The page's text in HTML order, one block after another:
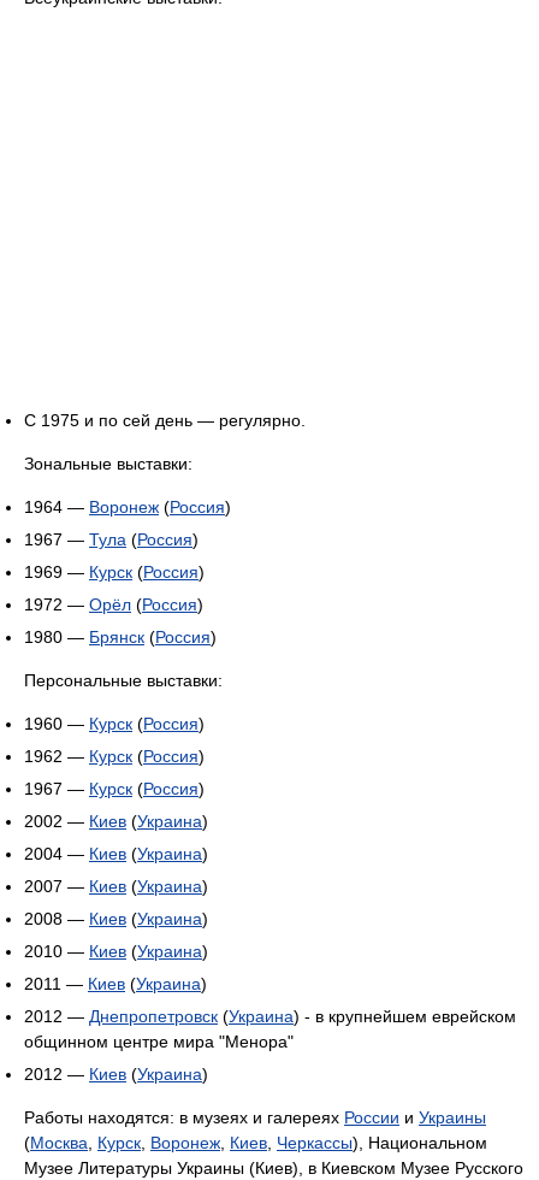
С 1975 и по сей день — регулярно.
Зональные выставки:
1964 — Воронеж (Россия)
1967 — Тула (Россия)
1969 — Курск (Россия)
1972 — Орёл (Россия)
1980 — Брянск (Россия)
Персональные выставки:
1960 — Курск (Россия)
1962 — Курск (Россия)
1967 — Курск (Россия)
2002 — Киев (Украина)
2004 — Киев (Украина)
2007 — Киев (Украина)
2008 — Киев (Украина)
2010 — Киев (Украина)
2011 — Киев (Украина)
2012 — Днепропетровск (Украина) - в крупнейшем еврейском
общинном центре мира "Менора"
2012 — Киев (Украина)
Работы находятся: в музеях и галереях России и Украины
(Москва, Курск, Воронеж, Киев, Черкассы), Национальном
Музее Литературы Украины (Киев), в Киевском Музее Русского